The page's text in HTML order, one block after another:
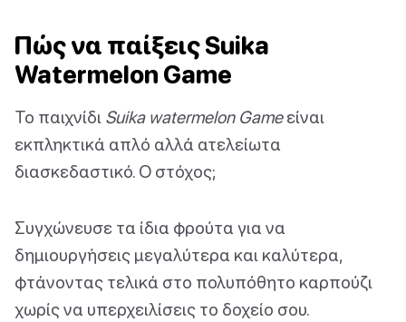
Πώς να παίξεις Suika
Watermelon Game
Το παιχνίδι Suika watermelon Gameείναι
εκπληκτικά απλό αλλά ατελείωτα
διασκεδαστικό. Ο στόχος;
Συγχώνευσε τα ίδια φρούτα για να
δημιουργήσεις μεγαλύτερα και καλύτερα,
φτάνοντας τελικά στο πολυπόθητο καρπούζι
χωρίς να υπερχειλίσεις το δοχείο σου.